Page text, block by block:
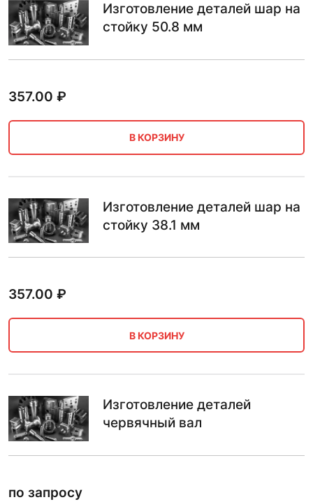
Изготовление деталей шар на
стойку 50.8 мм
357.00 ₽
В КОРЗИНУ
Изготовление деталей шар на
стойку 38.1 мм
357.00 ₽
В КОРЗИНУ
Изготовление деталей
червячный вал
по запросу